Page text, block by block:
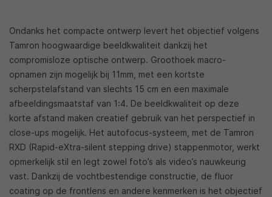
Ondanks het compacte ontwerp levert het objectief volgens
Tamron hoogwaardige beeldkwaliteit dankzij het
compromisloze optische ontwerp. Groothoek macro-
opnamen zijn mogelijk bij 11mm, met een kortste
scherpstelafstand van slechts 15 cm en een maximale
afbeeldingsmaatstaf van 1:4. De beeldkwaliteit op deze
korte afstand maken creatief gebruik van het perspectief in
close-ups mogelijk. Het autofocus-systeem, met de Tamron
RXD (Rapid-eXtra-silent stepping drive) stappenmotor, werkt
opmerkelijk stil en legt zowel foto’s als video’s nauwkeurig
vast. Dankzij de vochtbestendige constructie, de fluor
coating op de frontlens en andere kenmerken is het objectief